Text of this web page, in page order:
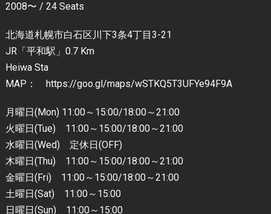
2008〜 / 24 Seats
北海道札幌市白石区川下3条4丁目3-21
JR「平和駅」0.7 Km
Heiwa Sta
MAP： https://goo.gl/maps/wSTKQ5T3UFYe94F9A
月曜日(Mon) 11:00～15:00/18:00～21:00
火曜日(Tue) 11:00～15:00/18:00～21:00
水曜日(Wed) 定休日(OFF)
木曜日(Thu) 11:00～15:00/18:00～21:00
金曜日(Fri) 11:00～15:00/18:00～21:00
土曜日(Sat) 11:00～15:00
日曜日(Sun) 11:00～15:00